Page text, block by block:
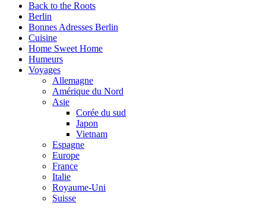
Back to the Roots
Berlin
Bonnes Adresses Berlin
Cuisine
Home Sweet Home
Humeurs
Voyages
Allemagne
Amérique du Nord
Asie
Corée du sud
Japon
Vietnam
Espagne
Europe
France
Italie
Royaume-Uni
Suisse